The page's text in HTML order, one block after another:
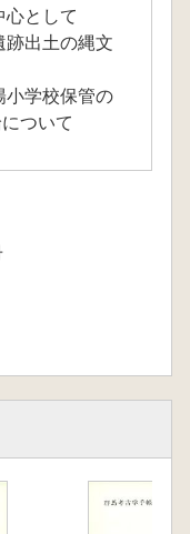
として
出土の縄文
学校保管の
ついて